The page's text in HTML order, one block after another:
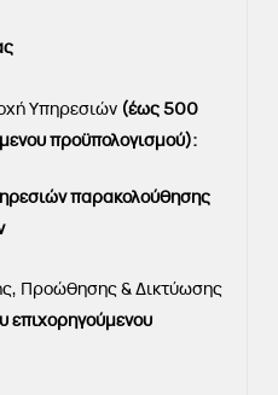
Υπηρεσιών (έως 500
προϋπολογισμού):
παρακολούθησης
Προώθησης & Δικτύωσης